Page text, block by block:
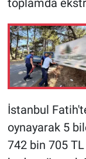
toplamda
İstanbul
oynayarak 5
742 bin 705
EĞİTİM
BİLİM VE
Güvenlik